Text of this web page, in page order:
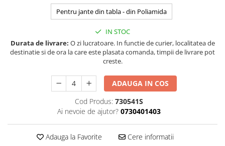
Pentru jante din tabla - din Poliamida
IN STOC
Durata de livrare: O zi lucratoare. In functie de curier, localitatea de
destinatie si de ora la care este plasata comanda, timpii de livrare pot
creste.
ADAUGA IN COS
Cod Produs: 730541S
Ai nevoie de ajutor? 0730401403
Adauga la Favorite Cere informatii